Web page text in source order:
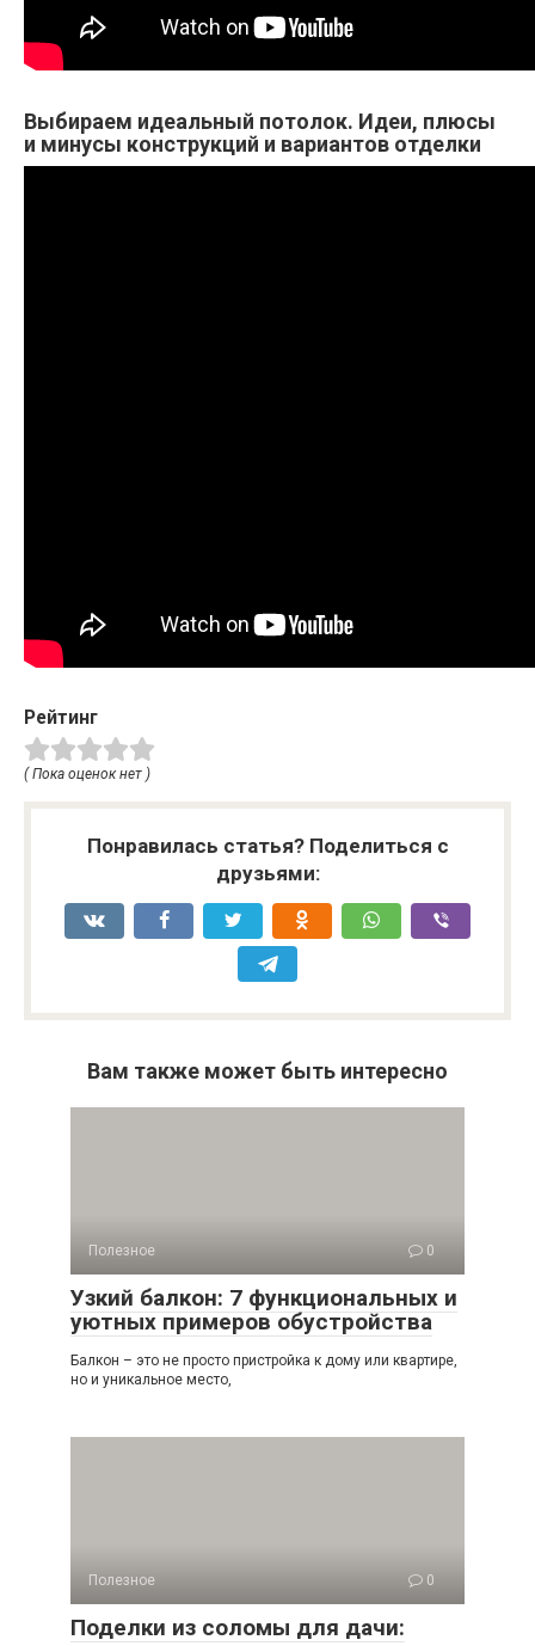
Выбираем идеальный потолок. Идеи, плюсы
и минусы конструкций и вариантов отделки
Рейтинг
( Пока оценок нет )
Понравилась статья? Поделиться с
друзьями:
Вам также может быть интересно
Полезное 0
Узкий балкон: 7 функциональных и
уютных примеров обустройства
Балкон – это не просто пристройка к дому или квартире,
но и уникальное место,
Полезное 0
Поделки из соломы для дачи: